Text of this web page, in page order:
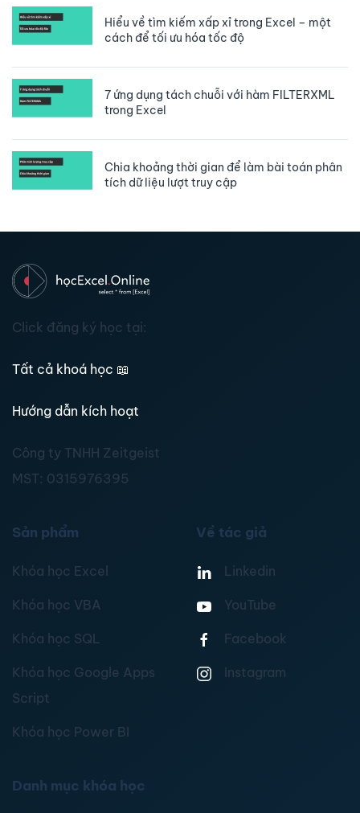
Hiểu về tìm kiếm xấp xỉ trong Excel – một
cách để tối ưu hóa tốc độ
7 ứng dụng tách chuỗi với hàm FILTERXML
trong Excel
Chia khoảng thời gian để làm bài toán phân
tích dữ liệu lượt truy cập
Click đăng ký học tại:
Tất cả khoá học 📖
Hướng dẫn kích hoạt
Công ty TNHH Zeitgeist
MST: 0315976395
Sản phẩm
Khóa học Excel
Khóa học VBA
Khóa học SQL
Khóa học Google Apps
Script
Khóa học Power BI
Về tác giả
Linkedin
YouTube
Facebook
Instagram
Danh mục khóa học